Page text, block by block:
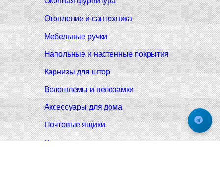
Отопление и сантехника
Мебельные ручки
Напольные и настенные покрытия
Карнизы для штор
Велошлемы и велозамки
Аксессуары для дома
Почтовые ящики
Черные дверные ручки